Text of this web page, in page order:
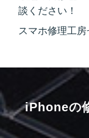
談ください！
スマホ修理工
iPhoneの